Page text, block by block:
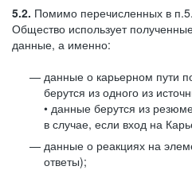
5.2. Помимо перечисленных в
Общество использует
данные, а именно:
данные о карьерном пути
берутся из одного из
• данные берутся из
в случае, если вход на
данные о реакциях на
ответы);